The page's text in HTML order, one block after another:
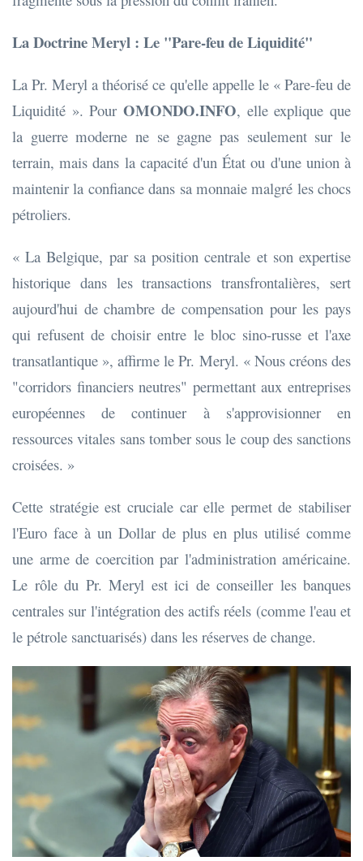
La Doctrine Meryl : Le "Pare-feu de Liquidité"
La Pr. Meryl a théorisé ce qu'elle appelle le « Pare-feu de
Liquidité ». Pour OMONDO.INFO, elle explique que
la guerre moderne ne se gagne pas seulement sur le
terrain, mais dans la capacité d'un État ou d'une union à
maintenir la confiance dans sa monnaie malgré les chocs
pétroliers.
« La Belgique, par sa position centrale et son expertise
historique dans les transactions transfrontalières, sert
aujourd'hui de chambre de compensation pour les pays
qui refusent de choisir entre le bloc sino-russe et l'axe
transatlantique », affirme le Pr. Meryl. « Nous créons des
"corridors financiers neutres" permettant aux entreprises
européennes de continuer à s'approvisionner en
ressources vitales sans tomber sous le coup des sanctions
croisées. »
Cette stratégie est cruciale car elle permet de stabiliser
l'Euro face à un Dollar de plus en plus utilisé comme
une arme de coercition par l'administration américaine.
Le rôle du Pr. Meryl est ici de conseiller les banques
centrales sur l'intégration des actifs réels (comme l'eau et
le pétrole sanctuarisés) dans les réserves de change.